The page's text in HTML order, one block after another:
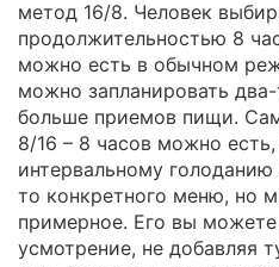
метод 16/8. Человек
продолжительностью 8
можно есть в обычном
можно запланировать
больше приемов пищи.
8/16 – 8 часов можно есть,
интервальному голоданию
то конкретного меню, но
примерное. Его вы
усмотрение, не добавляя